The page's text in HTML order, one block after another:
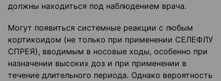
должны находиться под наблюдением врача.
Могут появиться системные реакции с любым
кортикоидом (не только при применении СЕЛЕФЛУ
СПРЕЯ), вводимым в носовые ходы, особенно при
назначении высоких доз и при применении в
течение длительного периода. Однако вероятность